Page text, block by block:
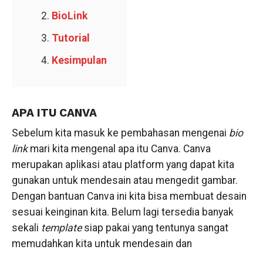
BioLink
Tutorial
Kesimpulan
APA ITU CANVA
Sebelum kita masuk ke pembahasan mengenai bio
linkmari kita mengenal apa itu Canva. Canva
merupakan aplikasi atau platform yang dapat kita
gunakan untuk mendesain atau mengedit gambar.
Dengan bantuan Canva ini kita bisa membuat desain
sesuai keinginan kita. Belum lagi tersedia banyak
sekali templatesiap pakai yang tentunya sangat
memudahkan kita untuk mendesain dan